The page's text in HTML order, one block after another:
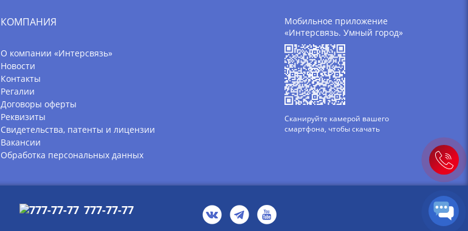
КОМПАНИЯ
О компании «Интерсвязь»
Новости
Контакты
Регалии
Договоры оферты
Реквизиты
Свидетельства, патенты и лицензии
Вакансии
Обработка персональных данных
Мобильное приложение
«Интерсвязь. Умный город»
Сканируйте камерой вашего
смартфона, чтобы скачать
777-77-77